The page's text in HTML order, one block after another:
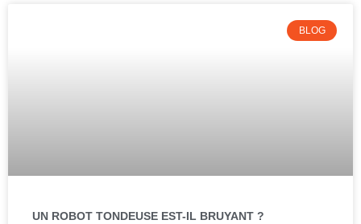
BLOG
UN ROBOT TONDEUSE EST-IL BRUYANT ?